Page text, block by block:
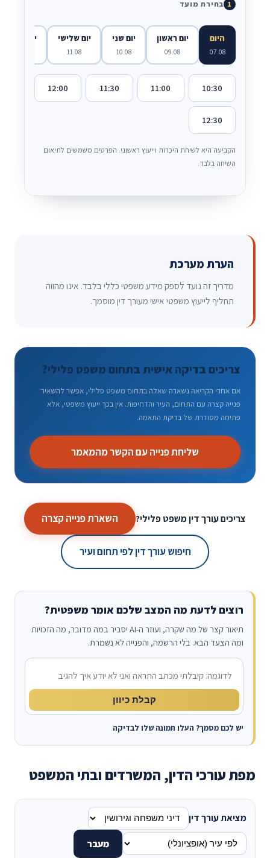
1 בחירת מועד
היום
07.08
יום ראשון
09.08
יום שני
10.08
יום שלישי
11.08
יום רביעי
10:30
11:00
11:30
12:00
12:30
הקביעה היא לשיחת היכרות וייעוץ ראשוני. הפרטים משמשים לתיאום
השיחה בלבד.
הערת מערכת
מדריך זה נועד לספק מידע משפטי כללי בלבד. אינו מהווה
תחליף לייעוץ משפטי אישי מעורך דין מוסמך.
צריכים בדיקה אישית בתחום משפט פלילי?
אם אחרי הקריאה נשארה שאלה בתחום משפט פלילי, אפשר להשאיר
פנייה קצרה עם התחום, העיר והדחיפות. אין בכך ייעוץ משפטי, אלא
פתיחה מסודרת של בדיקת התאמה.
שליחת פנייה עם הקשר מהמאמר
צריכים עורך דין משפט פלילי? השארת פנייה קצרה
חיפוש עורך דין לפי תחום ועיר
רוצים לדעת מה המצב שלכם אומר משפטית?
תיאור קצר של מה שקרה, ועוזר ה-AI יסביר במה מדובר, מה הזכויות
ומה הצעד הבא. בלי הרשמה, והפנייה לא נשמרת.
מה קרה?
קבלת כיוון
יש לכם מסמך? העלו תמונה שלו לבדיקה
מפת עורכי הדין, המשרדים ובתי המשפט
מציאת עורך דין
מעבר